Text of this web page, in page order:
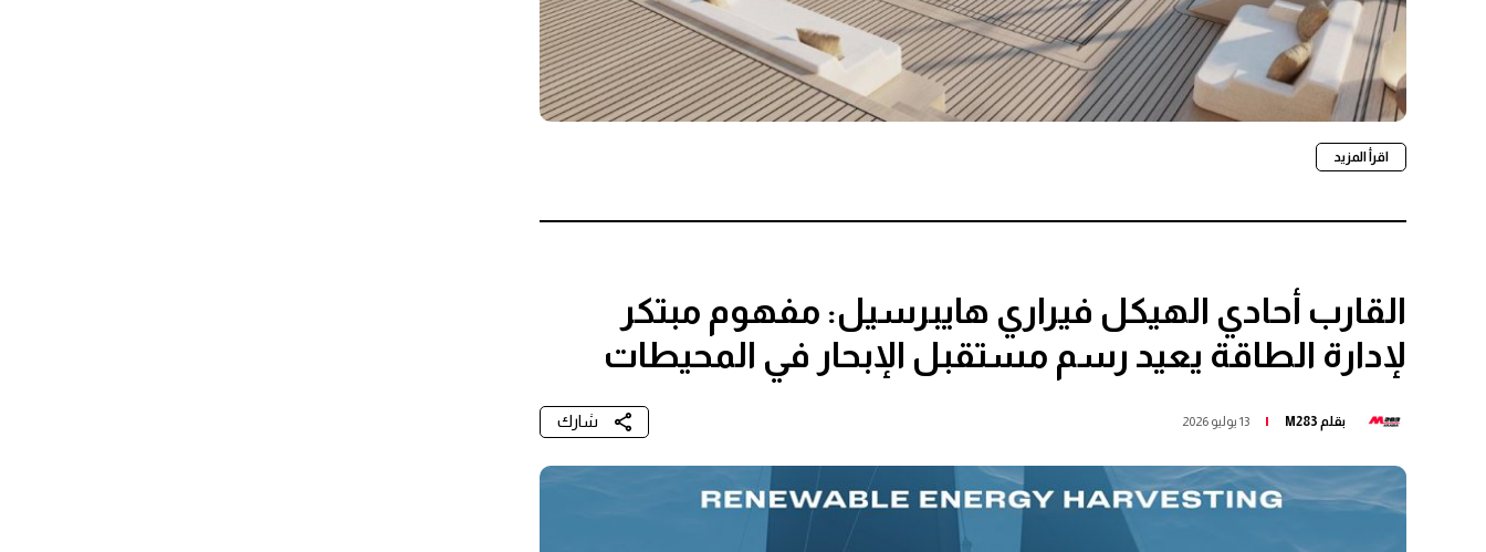
اقرأ المزيد
القارب أحادي الهيكل فيراري هايبرسيل: مفهوم مبتكر
لإدارة الطاقة يعيد رسم مستقبل الإبحار في المحيطات
بقلم M283 13 يوليو 2026 شارك